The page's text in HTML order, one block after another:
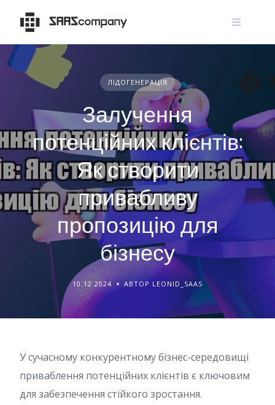
content
ЛІДОГЕНЕРАЦІЯ
Залучення
потенційних клієнтів:
Як створити
привабливу
пропозицію для
бізнесу
10.12.2024 АВТОР LEONID_SAAS
У сучасному конкурентному бізнес-середовищі
приваблення потенційних клієнтів є ключовим
для забезпечення стійкого зростання.